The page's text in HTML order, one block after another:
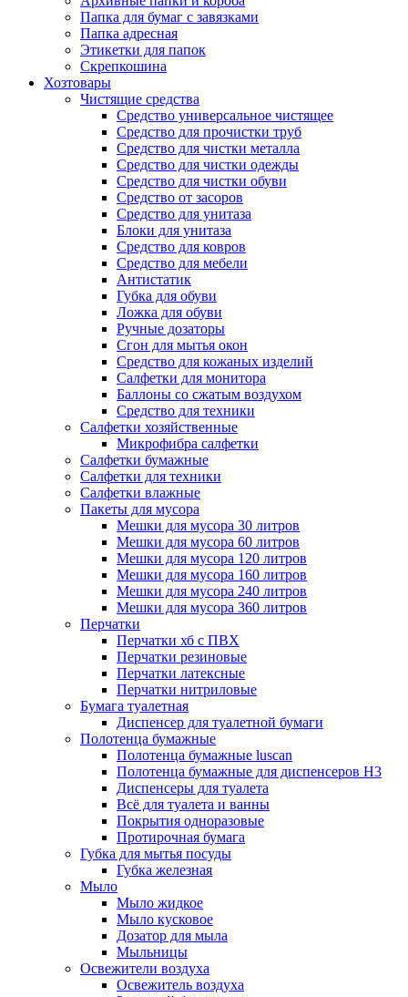
Папка для бумаг с завязками
Папка адресная
Этикетки для папок
Скрепкошина
Хозтовары
Чистящие средства
Средство универсальное чистящее
Средство для прочистки труб
Средство для чистки металла
Средство для чистки одежды
Средство для чистки обуви
Средство от засоров
Средство для унитаза
Блоки для унитаза
Средство для ковров
Средство для мебели
Антистатик
Губка для обуви
Ложка для обуви
Ручные дозаторы
Сгон для мытья окон
Средство для кожаных изделий
Салфетки для монитора
Баллоны со сжатым воздухом
Средство для техники
Салфетки хозяйственные
Микрофибра салфетки
Салфетки бумажные
Салфетки для техники
Салфетки влажные
Пакеты для мусора
Мешки для мусора 30 литров
Мешки для мусора 60 литров
Мешки для мусора 120 литров
Мешки для мусора 160 литров
Мешки для мусора 240 литров
Мешки для мусора 360 литров
Перчатки
Перчатки хб с ПВХ
Перчатки резиновые
Перчатки латексные
Перчатки нитриловые
Бумага туалетная
Диспенсер для туалетной бумаги
Полотенца бумажные
Полотенца бумажные luscan
Полотенца бумажные для диспенсеров H3
Диспенсеры для туалета
Всё для туалета и ванны
Покрытия одноразовые
Протирочная бумага
Губка для мытья посуды
Губка железная
Мыло
Мыло жидкое
Мыло кусковое
Дозатор для мыла
Мыльницы
Освежители воздуха
Освежитель воздуха